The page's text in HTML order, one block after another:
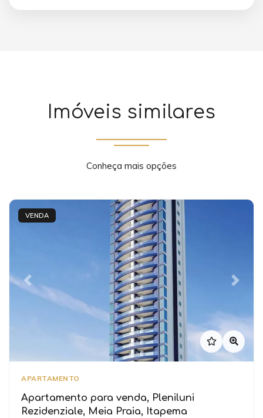
Imóveis similares
Conheça mais opções
VENDA
Previous Next
APARTAMENTO
Apartamento para venda, Pleniluni
Rezidenziale, Meia Praia, Itapema